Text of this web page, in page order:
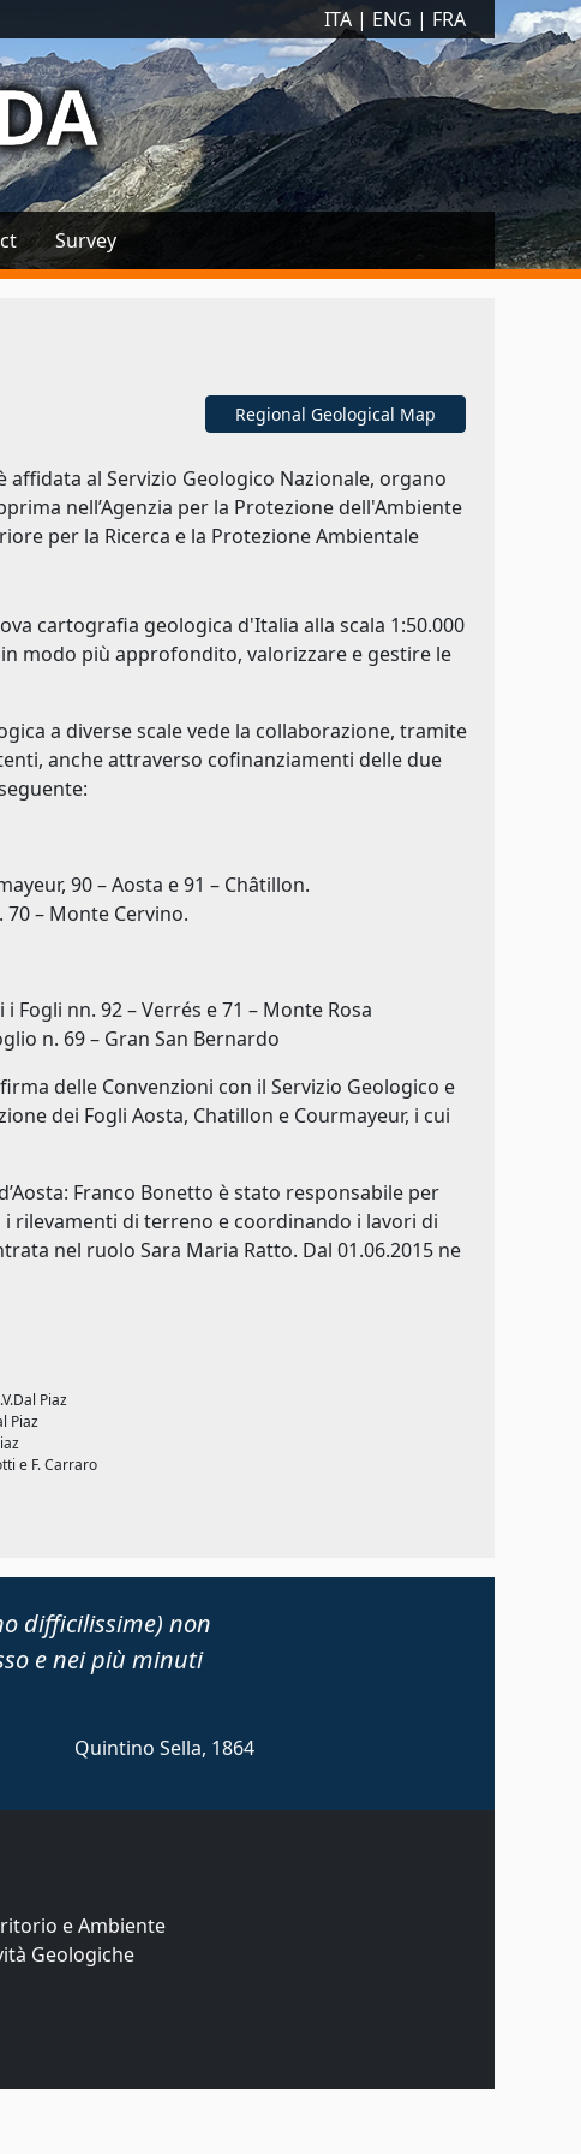
ITA | ENG | FRA
Survey
Regional Geological Map
affidata al Servizio Geologico Nazionale, organo
nell’Agenzia per la Protezione dell'Ambiente
per la Ricerca e la Protezione Ambientale
cartografia geologica d'Italia alla scala 1:50.000
modo più approfondito, valorizzare e gestire le
a diverse scale vede la collaborazione, tramite
anche attraverso cofinanziamenti delle due
90 – Aosta e 91 – Châtillon.
– Monte Cervino.
Fogli nn. 92 – Verrés e 71 – Monte Rosa
n. 69 – Gran San Bernardo
delle Convenzioni con il Servizio Geologico e
dei Fogli Aosta, Chatillon e Courmayeur, i cui
Franco Bonetto è stato responsabile per
i rilevamenti di terreno e coordinando i lavori di
nel ruolo Sara Maria Ratto. Dal 01.06.2015 ne
Piaz
Piaz
e F. Carraro
difficilissime) non
e nei più minuti
Quintino Sella, 1864
e Ambiente
Geologiche